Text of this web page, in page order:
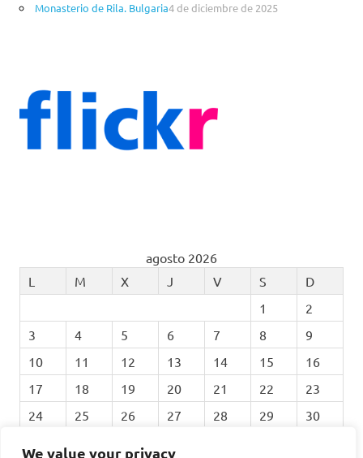
We value your privacy
Monasterio de Rila. Bulgaria4 de diciembre de 2025
agosto 2026
L
M X J V S
D
1
2
3
4 5 6 7 8
9
10
11 12 13 14 15
16
17
18 19 20 21 22
23
24
25 26 27 28 29
30